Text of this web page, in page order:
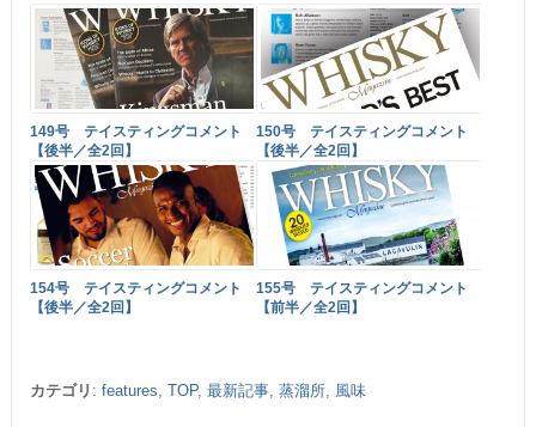
149号 テイスティングコメント
【後半／全2回】
150号 テイスティングコメント
【後半／全2回】
154号 テイスティングコメント
【後半／全2回】
155号 テイスティングコメント
【前半／全2回】
カテゴリ : features TOP, 最新記事, 蒸溜所, 風味